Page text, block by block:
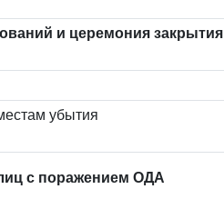
и церемония закрытия
убытия
с поражением ОДА